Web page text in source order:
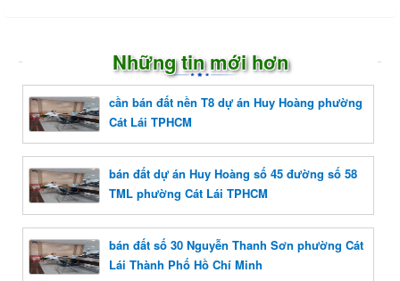
Những tin mới hơn
cần bán đất nền T8 dự án Huy Hoàng phường
Cát Lái TPHCM
bán đất dự án Huy Hoàng số 45 đường số 58
TML phường Cát Lái TPHCM
bán đất số 30 Nguyễn Thanh Sơn phường Cát
Lái Thành Phố Hồ Chí Minh